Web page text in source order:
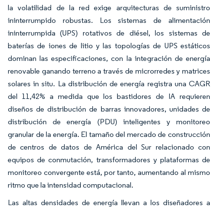
la volatilidad de la red exige arquitecturas de suministro
ininterrumpido robustas. Los sistemas de alimentación
ininterrumpida (UPS) rotativos de diésel, los sistemas de
baterías de iones de litio y las topologías de UPS estáticos
dominan las especificaciones, con la integración de energía
renovable ganando terreno a través de microrredes y matrices
solares in situ. La distribución de energía registra una CAGR
del 11,42% a medida que los bastidores de IA requieren
diseños de distribución de barras innovadores, unidades de
distribución de energía (PDU) inteligentes y monitoreo
granular de la energía. El tamaño del mercado de construcción
de centros de datos de América del Sur relacionado con
equipos de conmutación, transformadores y plataformas de
monitoreo convergente está, por tanto, aumentando al mismo
ritmo que la intensidad computacional.
Las altas densidades de energía llevan a los diseñadores a